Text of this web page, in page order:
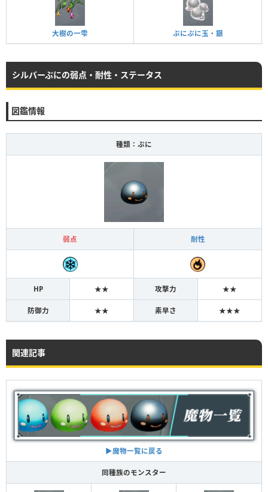
大樹の一雫 ぷにぷに玉・銀
シルバーぷにの弱点・耐性・ステータス
図鑑情報
種類：ぷに
弱点 耐性
HP ★★ 攻撃力 ★★
防御力 ★★ 素早さ ★★★
関連記事
▶︎魔物一覧に戻る
同種族のモンスター